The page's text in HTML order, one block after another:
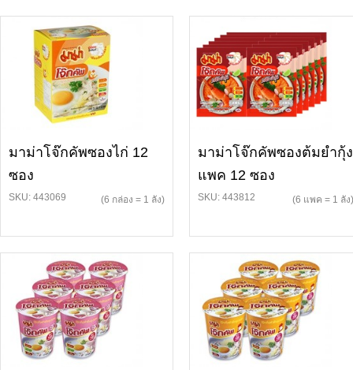
มาม่าโจ๊กคัพซองไก่ 12
ซอง
SKU: 443069 (6 กล่อง = 1 ลัง)
มาม่าโจ๊กคัพซองต้มยำกุ้ง
แพค 12 ซอง
SKU: 443812 (6 แพค = 1 ลัง)